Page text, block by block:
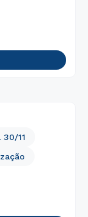
30/11